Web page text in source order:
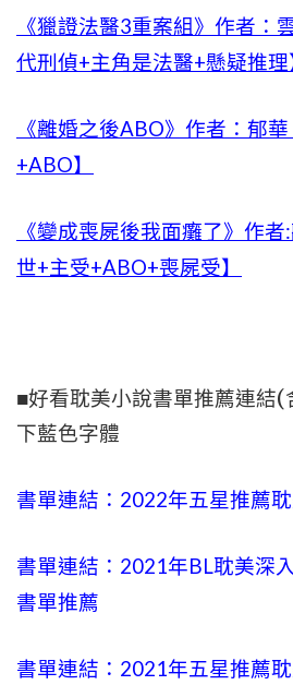
《獵證法醫3重案組》作者：
代刑偵+主角是法醫+懸疑推
《離婚之後ABO》作者：郁
+ABO】
《變成喪屍後我面癱了》作
世+主受+ABO+喪屍受】
■好看耽美小說書單推薦連結
下藍色字體
書單連結：2022年五星推薦
書單連結：2021年BL耽美深
書單推薦
書單連結：2021年五星推薦